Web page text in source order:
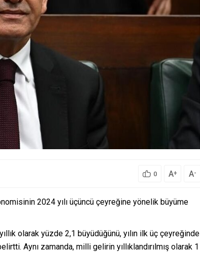
0 A+ A-
2024 yılı üçüncü çeyreğine yönelik büyüme
olarak yüzde 2,1 büyüdüğünü, yılın ilk üç çeyreğinde
Aynı zamanda, milli gelirin yıllıklandırılmış olarak 1